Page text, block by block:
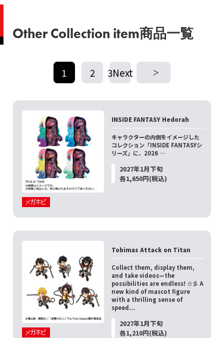
Other Collection item商品一覧
1 2 ​ ​
3Next
INSIDE FANTASY Hedorah
キャラクターの内側をイメージした
コレクション「INSIDE FANTASYシ
リーズ」に、2026 …
2027年1月下旬
各1,650円(税込)
Tobimas Attack on Titan
Collect them, display them,
and take videos—the
possibilities are endless! ☆彡 A
new kind of mascot figure
with a thrilling sense of
speed…
2027年1月下旬
各1,210円(税込)